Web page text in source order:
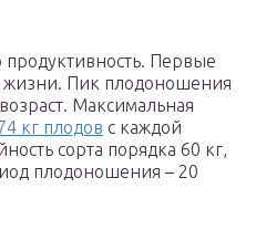
Первые
жизни. Пик плодоношения
Максимальная
кг плодов с каждой
сорта порядка 60 кг,
плодоношения – 20